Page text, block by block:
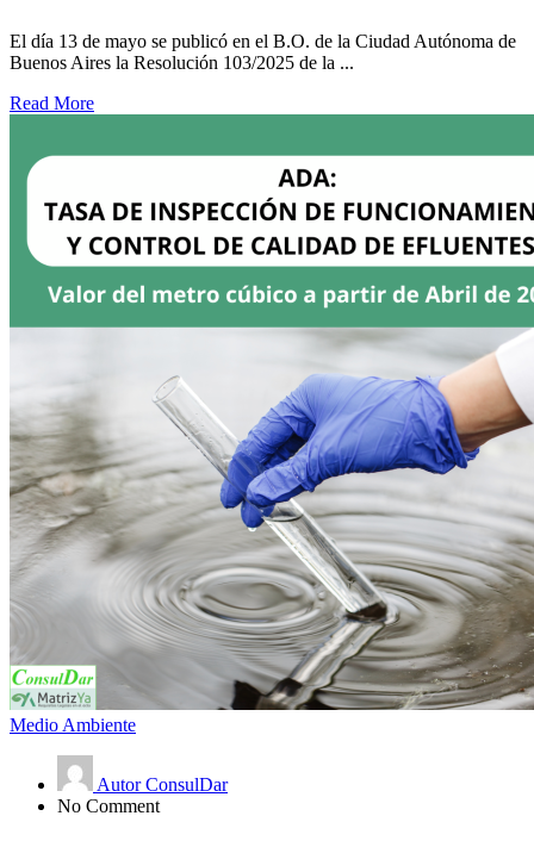
El día 13 de mayo se publicó en el B.O. de la Ciudad Autónoma de
Buenos Aires la Resolución 103/2025 de la ...
Read More
Medio Ambiente
Autor ConsulDar
No Comment